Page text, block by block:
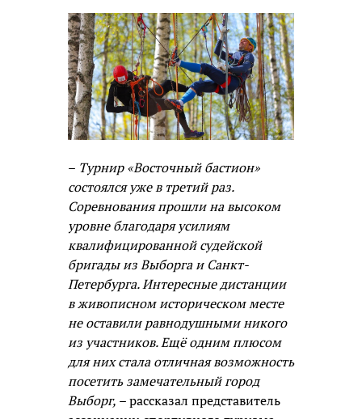
– Турнир «Восточный бастион»
состоялся уже в третий раз.
Соревнования прошли на высоком
уровне благодаря усилиям
квалифицированной судейской
бригады из Выборга и Санкт-
Петербурга. Интересные дистанции
в живописном историческом месте
не оставили равнодушными никого
из участников. Ещё одним плюсом
для них стала отличная возможность
посетить замечательный город
Выборг, – рассказал представитель